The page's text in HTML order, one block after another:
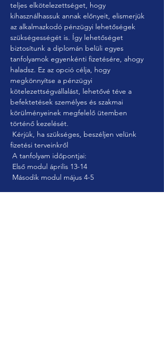
teljes elkötelezettséget, hogy
kihasználhassuk annak előnyeit, elismerjük
az alkalmazkodó pénzügyi lehetőségek
szükségességét is. Így lehetőséget
biztosítunk a diplomán belüli egyes
tanfolyamok egyenkénti fizetésére, ahogy
haladsz. Ez az opció célja, hogy
megkönnyítse a pénzügyi
kötelezettségvállalást, lehetővé téve a
befektetések személyes és szakmai
körülményeinek megfelelő ütemben
történő kezelését.
fizetési terveinkről
A tanfolyam időpontjai:
Első modul április 13-14
Második modul május 4-5